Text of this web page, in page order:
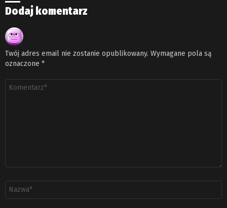
Dodaj komentarz
Twój adres email nie zostanie opublikowany. Wymagane pola są
oznaczone *